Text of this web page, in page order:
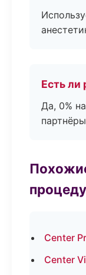
Есть ли
Да, 0%
Center
Center